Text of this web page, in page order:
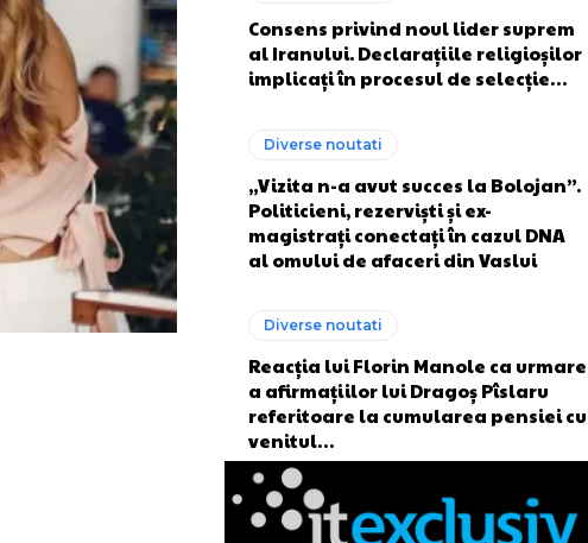
Consens privind noul lider suprem
al Iranului. Declarațiile religioșilor
implicați în procesul de selecție…
Diverse noutati
„Vizita n-a avut succes la Bolojan”.
Politicieni, rezerviști și ex-
magistrați conectați în cazul DNA
al omului de afaceri din Vaslui
Diverse noutati
Reacția lui Florin Manole ca urmare
a afirmațiilor lui Dragoș Pîslaru
referitoare la cumularea pensiei cu
venitul…